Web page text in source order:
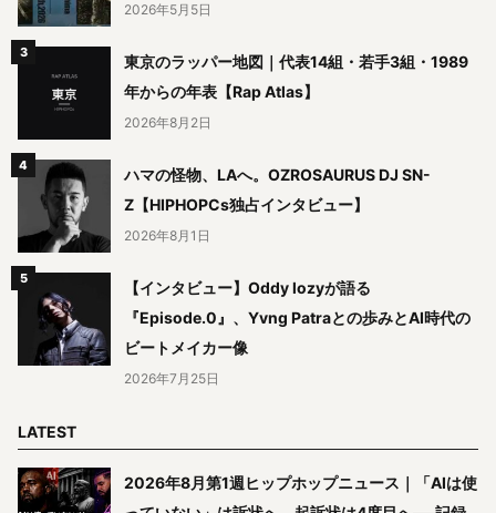
2026年5月5日
東京のラッパー地図｜代表14組・若手3組・1989
年からの年表【Rap Atlas】
2026年8月2日
ハマの怪物、LAへ。OZROSAURUS DJ SN-
Z【HIPHOPCs独占インタビュー】
2026年8月1日
【インタビュー】Oddy lozyが語る
『Episode.0』、Yvng Patraとの歩みとAI時代の
ビートメイカー像
2026年7月25日
LATEST
2026年8月第1週ヒップホップニュース｜「AIは使